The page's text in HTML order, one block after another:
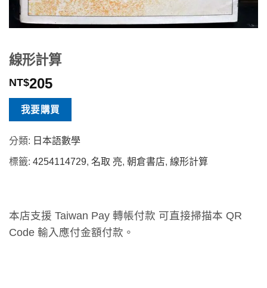
線形計算
NT$205
我要購買
分類: 日本語數學
標籤: 4254114729, 名取 亮, 朝倉書店, 線形計算
本店支援 Taiwan Pay 轉帳付款 可直接掃描本 QR
Code 輸入應付金額付款。